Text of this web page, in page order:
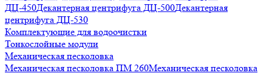
ДЦ-450Декантерная центрифуга ДЦ-500Декантерная
центрифуга ДЦ-530
Комплектующие для водоочистки
Тонкослойные модули
Механическая песколовка
Механическая песколовка ПM 260Механическая песколовка